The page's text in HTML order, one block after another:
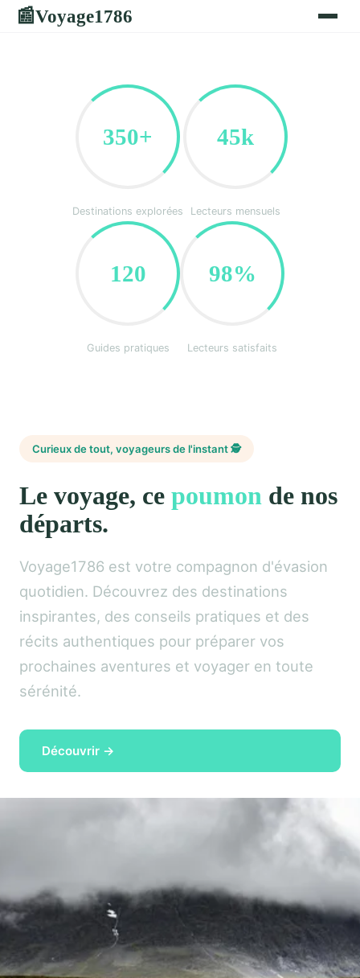
📰Voyage1786
350+
Destinations explorées
45k
Lecteurs mensuels
120
Guides pratiques
98%
Lecteurs satisfaits
Curieux de tout, voyageurs de l'instant 🕵️
Le voyage, ce poumon de nos
départs.
Voyage1786 est votre compagnon d'évasion
quotidien. Découvrez des destinations
inspirantes, des conseils pratiques et des
récits authentiques pour préparer vos
prochaines aventures et voyager en toute
sérénité.
Découvrir →